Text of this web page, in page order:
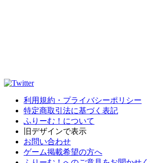
利用規約・プライバシーポリシー
特定商取引法に基づく表記
ふりーむ！について
旧デザインで表示
お問い合わせ
ゲーム掲載希望の方へ